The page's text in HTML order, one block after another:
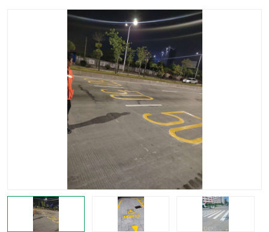
道路标线划线 马路标线
道路划线